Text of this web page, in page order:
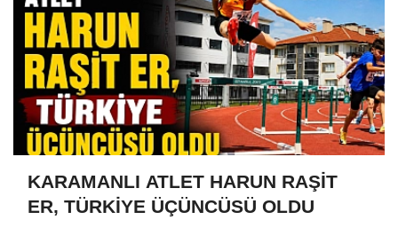
KARAMANLI ATLET HARUN RAŞİT
ER, TÜRKİYE ÜÇÜNCÜSÜ OLDU